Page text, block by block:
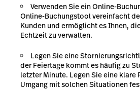
Verwenden Sie ein Online-
Online-Buchungstool vereinfacht
Kunden und ermöglicht es Ihnen,
Echtzeit zu verwalten.
Legen Sie eine
der Feiertage kommt es häufig zu
letzter Minute. Legen Sie eine klare
Umgang mit solchen Situationen